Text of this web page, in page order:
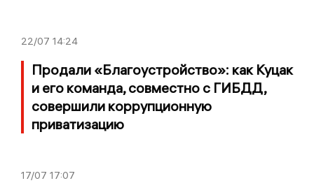
22/07 14:24
Продали «Благоустройство»: как Куцак
и его команда, совместно с ГИБДД,
совершили коррупционную
приватизацию
17/07 17:07